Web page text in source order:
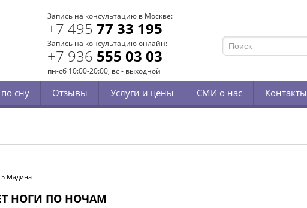
Запись на консультацию в Москве:
+7 495 77 33 195
Запись на консультацию онлайн:
+7 936 555 03 03
пн-сб 10:00-20:00, вс - выходной
сну Отзывы Услуги и цены СМИ о нас Контакты
Мадина
НОГИ ПО НОЧАМ